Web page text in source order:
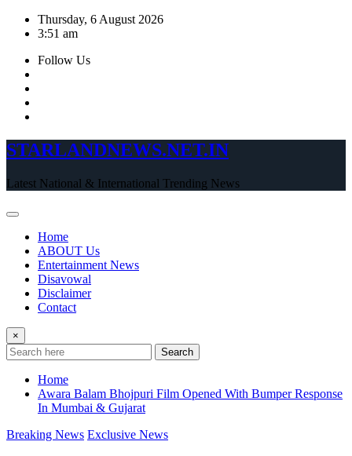
Skip
Thursday, 6 August 2026
3:51 am
Follow Us
STARLANDNEWS.NET.IN
Latest National & International Trending News
Home
ABOUT Us
Entertainment News
Disavowal
Disclaimer
Contact
×
Search
Home
Awara Balam Bhojpuri Film Opened With Bumper Response
In Mumbai & Gujarat
Breaking News Exclusive News